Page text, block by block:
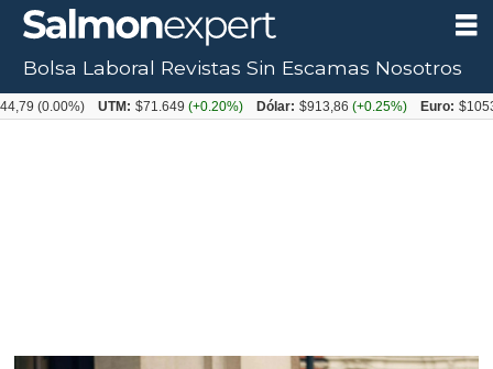
Tag:
Bolsa Laboral Revistas Sin Escamas Nosotros
UTM: $71.649 (+0.20%) Dólar: $913,86(+0.25%) Euro: $1053,08(-0.03%)